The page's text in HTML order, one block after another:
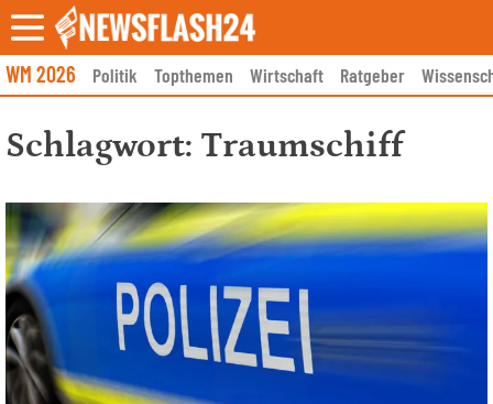
Skip
to
content
WM 2026 Politik Topthemen Wirtschaft Ratgeber
Schlagwort: Traumschiff